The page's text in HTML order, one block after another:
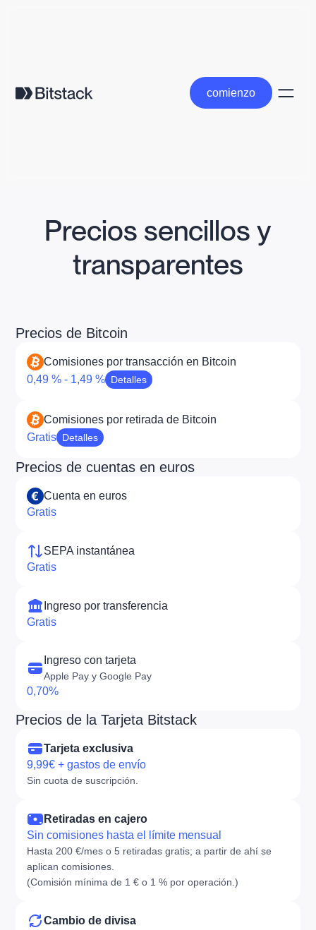
comienzo
comienzo
Precios sencillos y
transparentes
Precios de Bitcoin
Comisiones por transacción en Bitcoin
0,49 % - 1,49 % Detalles
Comisiones por retirada de Bitcoin
Gratis Detalles
Precios de cuentas en euros
Cuenta en euros
Gratis
SEPA instantánea
Gratis
Ingreso por transferencia
Gratis
Ingreso con tarjeta
Apple Pay y Google Pay
0,70%
Precios de la Tarjeta Bitstack
Tarjeta exclusiva
9,99€ + gastos de envío
Sin cuota de suscripción.
Retiradas en cajero
Sin comisiones hasta el límite mensual
Hasta 200 €/mes o 5 retiradas gratis; a partir de ahí se
aplican comisiones.
(Comisión mínima de 1 € o 1 % por operación.)
Cambio de divisa